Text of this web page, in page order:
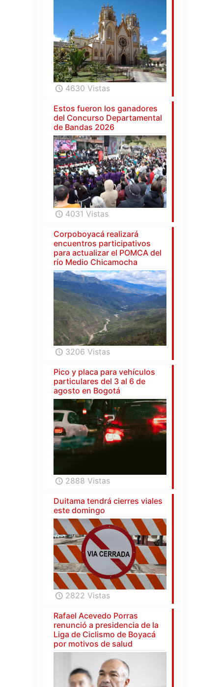
4630 Vistas
Estos fueron los ganadores
del Concurso Departamental
de Bandas 2026
4031 Vistas
Corpoboyacá realizará
encuentros participativos
para actualizar el POMCA del
río Medio Chicamocha
3206 Vistas
Pico y placa para vehículos
particulares del 3 al 6 de
agosto en Bogotá
2888 Vistas
Duitama tendrá cierres viales
este domingo
2822 Vistas
Rafael Acevedo Porras
renunció a presidencia de la
Liga de Ciclismo de Boyacá
por motivos de salud